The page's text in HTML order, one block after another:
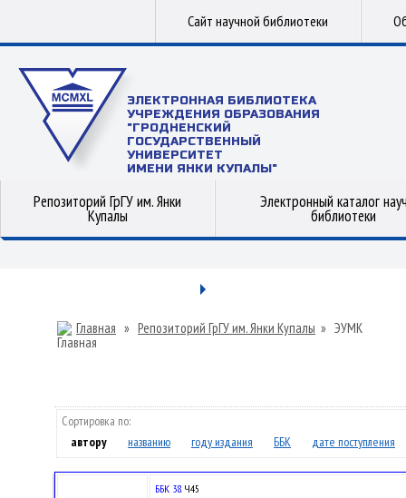
Сайт научной библиотеки
ЭЛЕКТРОННАЯ БИБЛИОТЕКА
УЧРЕЖДЕНИЯ ОБРАЗОВАНИЯ
"ГРОДНЕНСКИЙ
ГОСУДАРСТВЕННЫЙ
УНИВЕРСИТЕТ
ИМЕНИ ЯНКИ КУПАЛЫ"
Репозиторий ГрГУ им. Янки
Купалы
Электронный каталог
библиотеки
Главная » Репозиторий ГрГУ им. Янки Купалы » ЭУМК
Сортировка по:
автору
названию году издания ББК дате поступления
ББК 38.Ч45